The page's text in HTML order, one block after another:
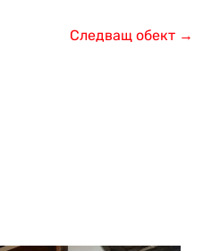
Следващ обект →